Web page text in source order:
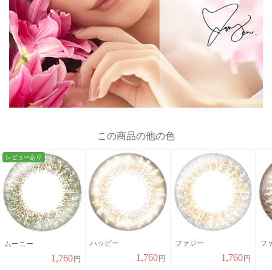
この商品の他の色
レビューあり
ムーニー
1,760円
ハッピー
1,760円
ファジー
1,760円
フ